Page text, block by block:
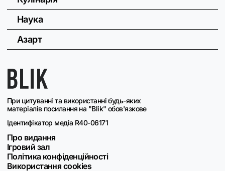
При цитуванні та використанні будь-яких
матеріалів посилання на "Blik" обов'язкове
Ідентифікатор медіа R40-06171
Про видання
Ігровий зал
Політика конфіденційності
Використання cookies
Наука
Азарт